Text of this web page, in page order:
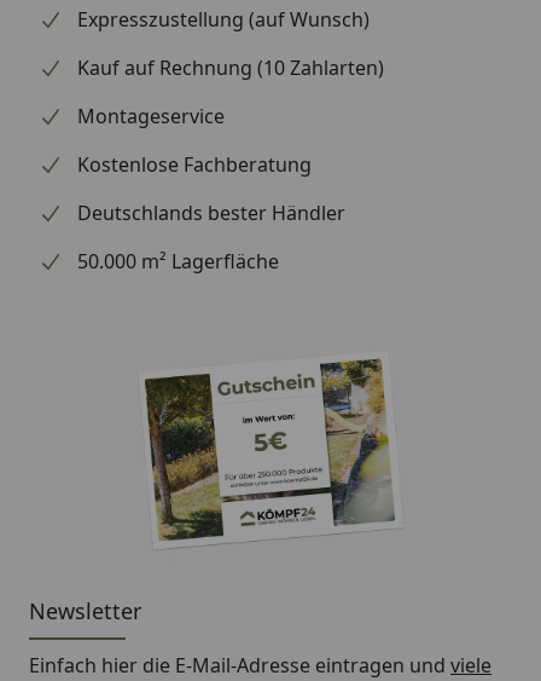
Expresszustellung (auf Wunsch)
Kauf auf Rechnung (10 Zahlarten)
Montageservice
Kostenlose Fachberatung
Deutschlands bester Händler
50.000 m² Lagerfläche
Newsletter
Einfach hier die E-Mail-Adresse eintragen und viele